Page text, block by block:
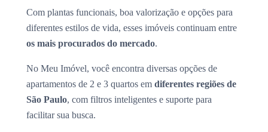
Com plantas funcionais, boa valorização e opções para
diferentes estilos de vida, esses imóveis continuam entre
os mais procurados do mercado.
No Meu Imóvel, você encontra diversas opções de
apartamentos de 2 e 3 quartos em diferentes regiões de
São Paulo, com filtros inteligentes e suporte para
facilitar sua busca.